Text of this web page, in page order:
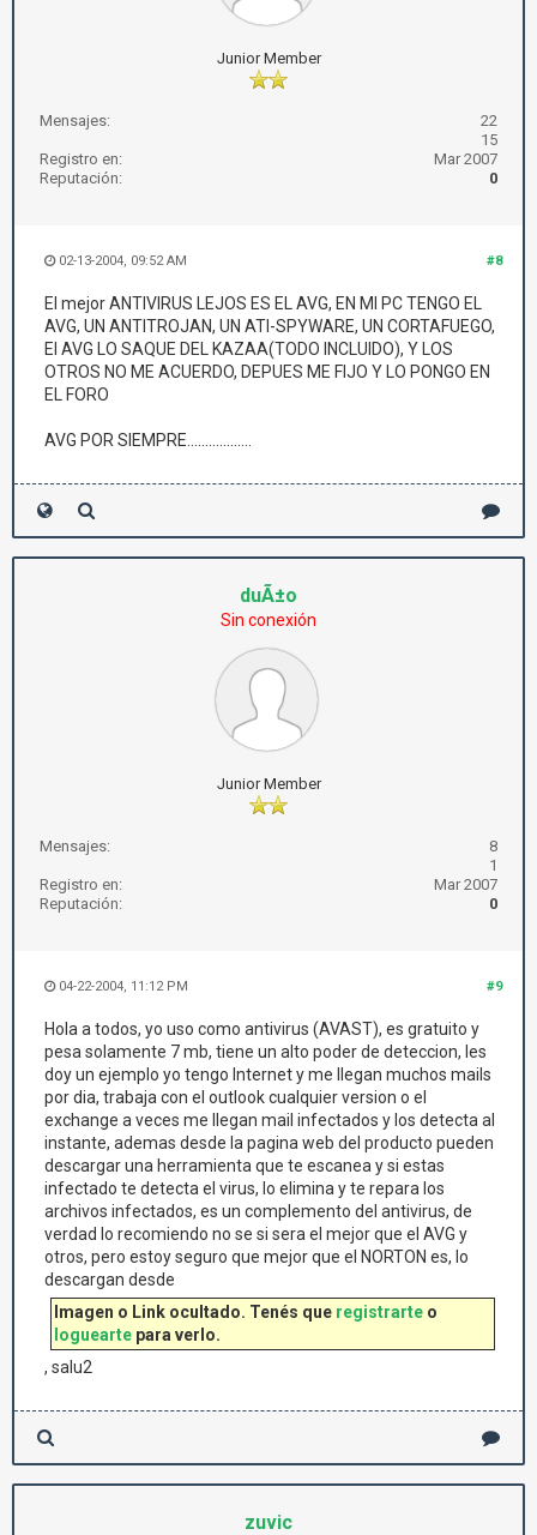
Junior Member
Mensajes:
22
15
Registro en:
Mar 2007
Reputación:
0
#8
02-13-2004, 09:52 AM
El mejor ANTIVIRUS LEJOS ES EL AVG, EN MI PC TENGO EL
AVG, UN ANTITROJAN, UN ATI-SPYWARE, UN CORTAFUEGO,
El AVG LO SAQUE DEL KAZAA(TODO INCLUIDO), Y LOS
OTROS NO ME ACUERDO, DEPUES ME FIJO Y LO PONGO EN
EL FORO
AVG POR SIEMPRE..................
duÃ±o
Sin conexión
Junior Member
Mensajes:
8
1
Registro en:
Mar 2007
Reputación:
0
#9
04-22-2004, 11:12 PM
Hola a todos, yo uso como antivirus (AVAST), es gratuito y
pesa solamente 7 mb, tiene un alto poder de deteccion, les
doy un ejemplo yo tengo Internet y me llegan muchos mails
por dia, trabaja con el outlook cualquier version o el
exchange a veces me llegan mail infectados y los detecta al
instante, ademas desde la pagina web del producto pueden
descargar una herramienta que te escanea y si estas
infectado te detecta el virus, lo elimina y te repara los
archivos infectados, es un complemento del antivirus, de
verdad lo recomiendo no se si sera el mejor que el AVG y
otros, pero estoy seguro que mejor que el NORTON es, lo
descargan desde
Imagen o Link ocultado. Tenés que registrarte o
loguearte para verlo.
, salu2
zuvic